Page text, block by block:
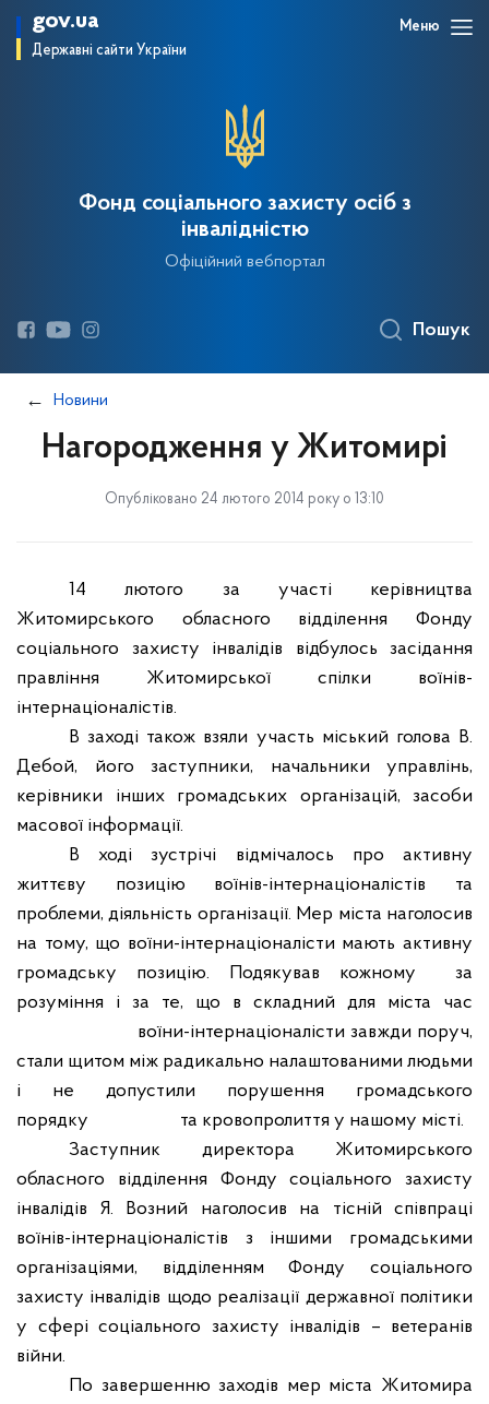
gov.ua
Державні сайти України
Меню
Фонд соціального захисту осіб з
інвалідністю
Офіційний вебпортал
Пошук
Новини
Нагородження у Житомирі
Опубліковано 24 лютого 2014 року о 13:10
14 лютого за участі керівництва
Житомирського обласного відділення Фонду
соціального захисту інвалідів відбулось засідання
правління Житомирської спілки воїнів-
інтернаціоналістів.
В заході також взяли участь міський голова В.
Дебой, його заступники, начальники управлінь,
керівники інших громадських організацій, засоби
масової інформації.
В ході зустрічі відмічалось про активну
життєву позицію воїнів-інтернаціоналістів та
проблеми, діяльність організації. Мер міста наголосив
на тому, що воїни-інтернаціоналісти мають активну
громадську позицію. Подякував кожному
за
розуміння і за те, що в складний для міста час
воїни-інтернаціоналісти завжди поруч,
стали щитом між радикально налаштованими людьми
і не допустили порушення громадського
порядку
та кровопролиття у нашому місті.
Заступник директора Житомирського
обласного відділення Фонду соціального захисту
інвалідів Я. Возний наголосив на тісній співпраці
воїнів-інтернаціоналістів з іншими громадськими
організаціями, відділенням Фонду соціального
захисту інвалідів щодо реалізації державної політики
у сфері соціального захисту інвалідів – ветеранів
війни.
По завершенню заходів мер міста Житомира